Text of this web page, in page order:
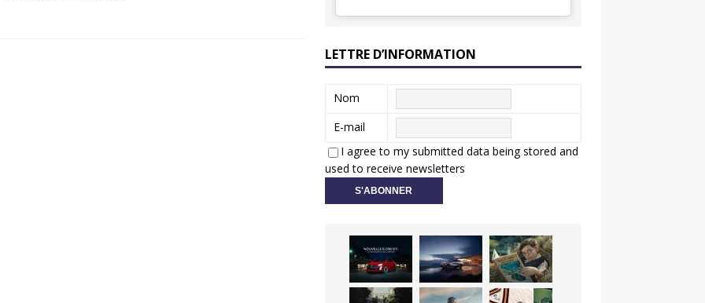
LETTRE D’INFORMATION
Nom
E-mail
I agree to my submitted data being stored and
used to receive newsletters